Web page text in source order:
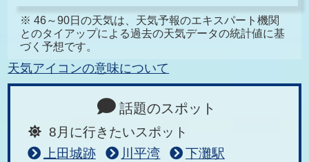
※ 46～90日の天気は、天気予報のエキスパート機関
とのタイアップによる過去の天気データの統計値に基
づく予想です。
天気アイコンの意味について
話題のスポット
8月に行きたいスポット
上田城跡
川平湾
下灘駅